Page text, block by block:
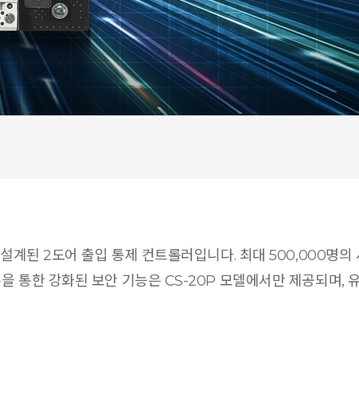
된 2도어 출입 통제 컨트롤러입니다. 최대 500,000명의
통한 강화된 보안 기능은 CS-20P 모델에서만 제공되며,